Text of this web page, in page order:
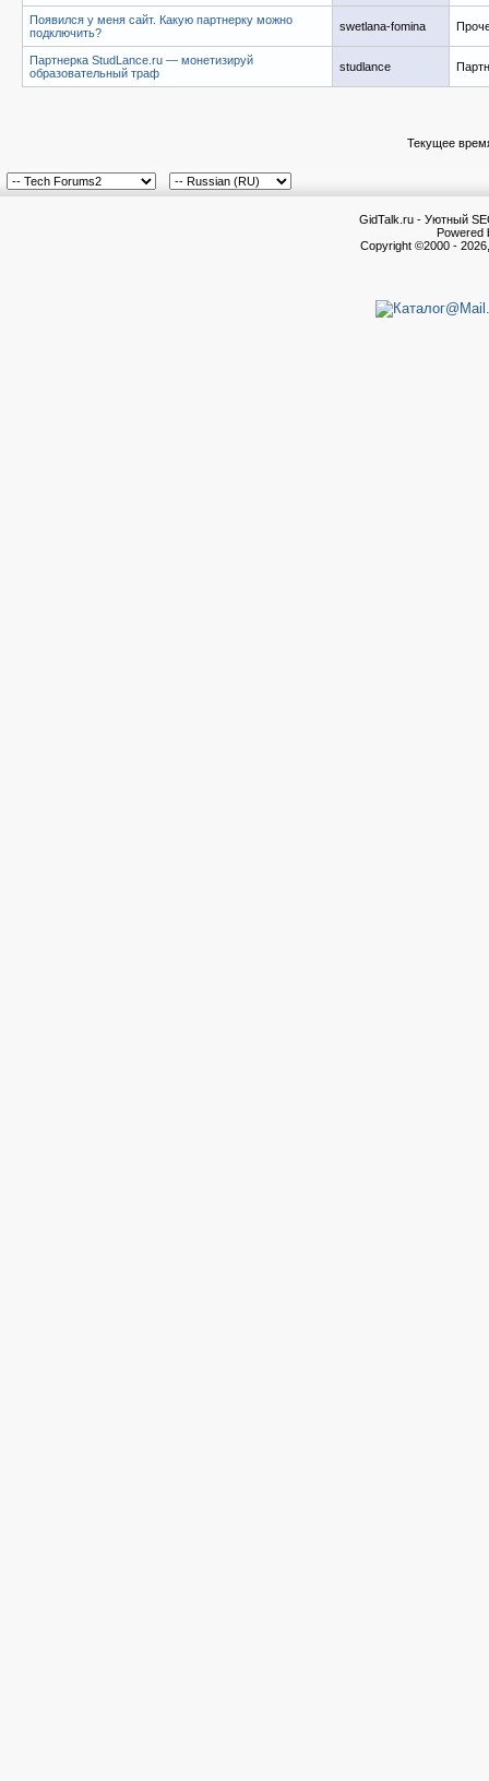
Появился у меня сайт. Какую партнерку можно
подключить?
swetlana-fomina
Партнерка StudLance.ru — монетизируй
образовательный траф
studlance
Текущее
GidTalk.ru - Уютный
Powered
Copyright ©2000 -